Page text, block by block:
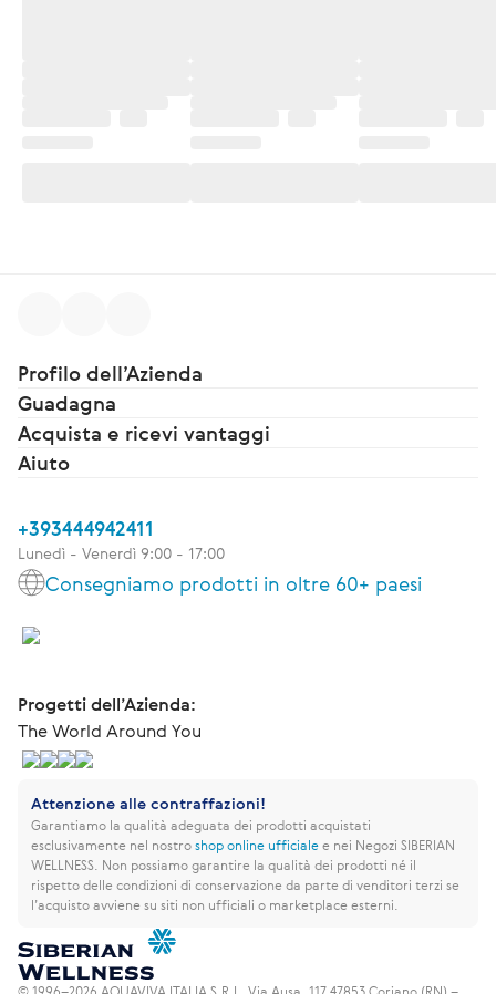
Profilo dell’Azienda
Guadagna
Acquista e ricevi vantaggi
Aiuto
+393444942411
Lunedì - Venerdì 9:00 - 17:00
Consegniamo prodotti in oltre 60+ paesi
Progetti dell’Azienda:
The World Around You
Attenzione alle contraffazioni!
Garantiamo la qualità adeguata dei prodotti acquistati
esclusivamente nel nostroshop online ufficialee nei Negozi SIBERIAN
WELLNESS. Non possiamo garantire la qualità dei prodotti né il
rispetto delle condizioni di conservazione da parte di venditori terzi se
l’acquisto avviene su siti non ufficiali o marketplace esterni.